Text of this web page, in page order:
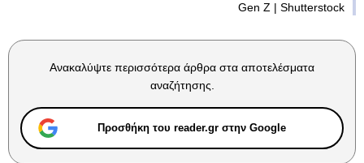
Gen Z | Shutterstock
Ανακαλύψτε περισσότερα άρθρα στα αποτελέσματα
αναζήτησης.
Προσθήκη του reader.gr στην Google